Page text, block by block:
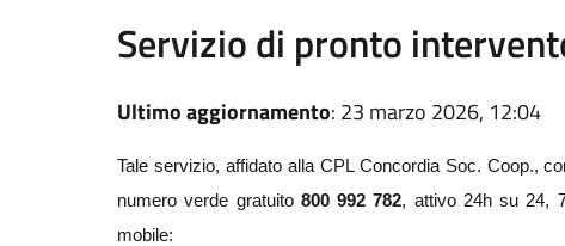
Servizio di pronto
Ultimo aggiornamento: 23 marzo 2026, 12:04
Tale servizio, affidato alla CPL Concordia Soc. Coop.,
numero verde gratuito 800 992 782, attivo 24h su 24,
mobile: